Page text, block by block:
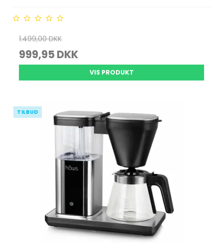
1.499,00 DKK
999,95 DKK
VIS PRODUKT
TILBUD